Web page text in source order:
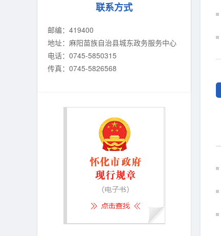
联系方式
邮编：419400
地址：麻阳苗族自治县城东政务服务中心
电话：0745-5850315
传真：0745-5826568